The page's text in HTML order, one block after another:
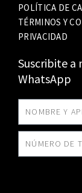
POLÍTICA DE
TÉRMINOS Y
PRIVACIDAD
Suscribite a
WhatsApp